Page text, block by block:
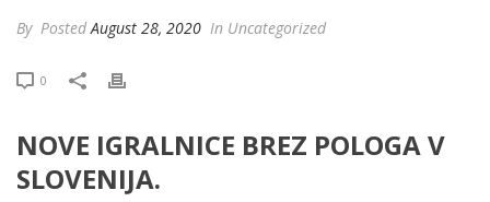
By PostedAugust 28, 2020 In Uncategorized
0
NOVE IGRALNICE BREZ POLOGA V
SLOVENIJA.